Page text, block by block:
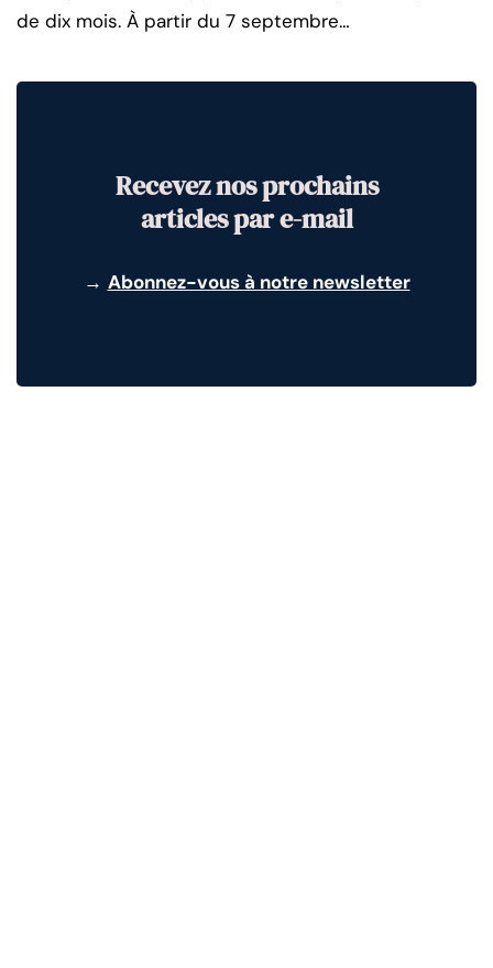
de dix mois. À partir du 7 septembre…
Recevez nos prochains
articles par e-mail
→ Abonnez-vous à notre newsletter